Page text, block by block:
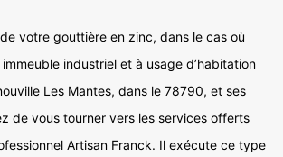
votre gouttière en zinc, dans le cas où
industriel et à usage d’habitation
Les Mantes, dans le 78790, et ses
de vous tourner vers les services offerts
Artisan Franck. Il exécute ce type